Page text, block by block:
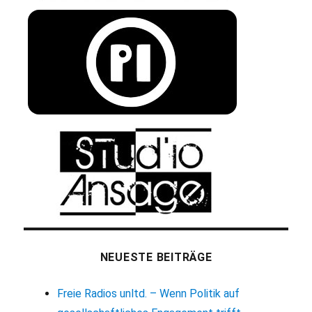
NEUESTE BEITRÄGE
Freie Radios unltd. – Wenn Politik auf